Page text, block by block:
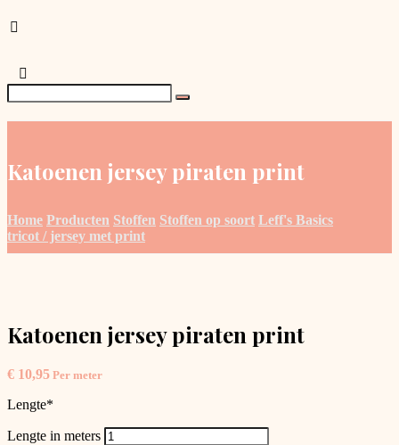
Katoenen jersey piraten print
Home Producten Stoffen Stoffen op soort Leff's Basics
tricot / jersey met print
Katoenen jersey piraten print
€ 10,95 Per meter
Lengte*
Lengte in meters